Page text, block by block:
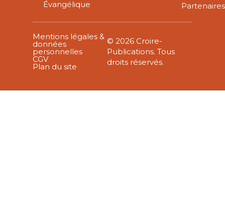
Évangélique
Partenaires
Mentions légales &
données
personnelles
CGV
Plan du site
© 2026 Croire-
Publications. Tous
droits réservés.